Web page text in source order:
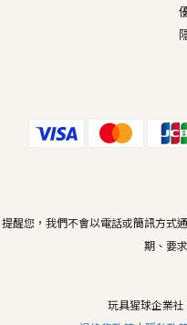
提醒您，我們不會以電話或簡訊方式
期、要
玩具猩球企業